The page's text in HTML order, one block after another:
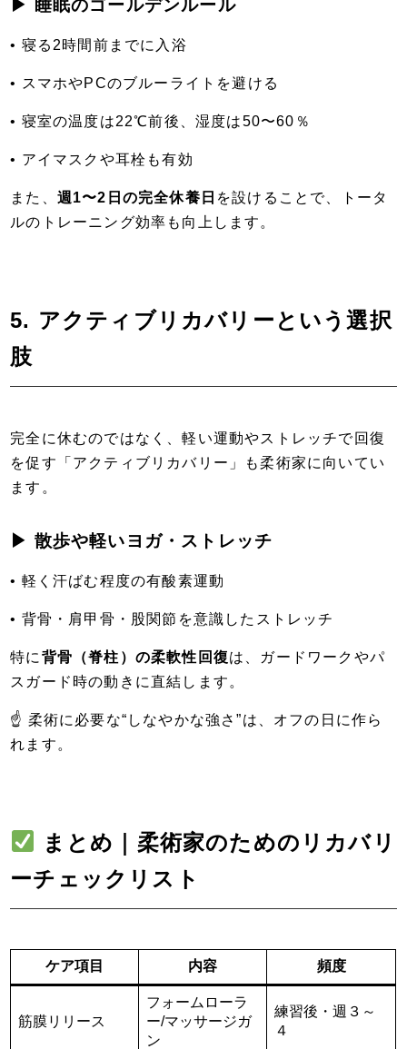
▶ 睡眠のゴールデンルール
• 寝る2時間前までに入浴
• スマホやPCのブルーライトを避ける
• 寝室の温度は22℃前後、湿度は50〜60％
• アイマスクや耳栓も有効
また、 週1〜2日の完全休養日 を設けることで、トータ
ルのトレーニング効率も向上します。
5. アクティブリカバリーという選択
肢
完全に休むのではなく、軽い運動やストレッチで回復
を促す「アクティブリカバリー」も柔術家に向いてい
ます。
▶ 散歩や軽いヨガ・ストレッチ
• 軽く汗ばむ程度の有酸素運動
• 背骨・肩甲骨・股関節を意識したストレッチ
特に背骨（脊柱）の柔軟性回復は、ガードワークやパ
スガード時の動きに直結します。
☝ 柔術に必要な“しなやかな強さ”は、オフの日に作ら
れます。
まとめ｜柔術家のためのリカバリ
ーチェックリスト
ケア項目 内容 頻度
筋膜リリース
フォームローラ
ー/マッサージガ
ン
練習後・週３～
４